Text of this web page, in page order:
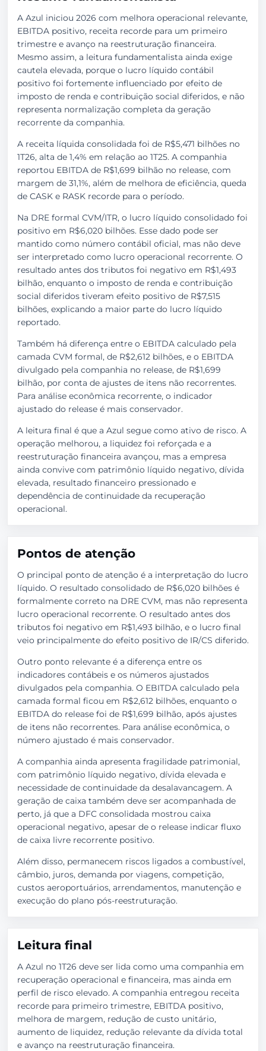
A Azul iniciou 2026 com melhora operacional relevante,
EBITDA positivo, receita recorde para um primeiro
trimestre e avanço na reestruturação financeira.
Mesmo assim, a leitura fundamentalista ainda exige
cautela elevada, porque o lucro líquido contábil
positivo foi fortemente influenciado por efeito de
imposto de renda e contribuição social diferidos, e não
representa normalização completa da geração
recorrente da companhia.
A receita líquida consolidada foi de R$5,471 bilhões no
1T26, alta de 1,4% em relação ao 1T25. A companhia
reportou EBITDA de R$1,699 bilhão no release, com
margem de 31,1%, além de melhora de eficiência, queda
de CASK e RASK recorde para o período.
Na DRE formal CVM/ITR, o lucro líquido consolidado foi
positivo em R$6,020 bilhões. Esse dado pode ser
mantido como número contábil oficial, mas não deve
ser interpretado como lucro operacional recorrente. O
resultado antes dos tributos foi negativo em R$1,493
bilhão, enquanto o imposto de renda e contribuição
social diferidos tiveram efeito positivo de R$7,515
bilhões, explicando a maior parte do lucro líquido
reportado.
Também há diferença entre o EBITDA calculado pela
camada CVM formal, de R$2,612 bilhões, e o EBITDA
divulgado pela companhia no release, de R$1,699
bilhão, por conta de ajustes de itens não recorrentes.
Para análise econômica recorrente, o indicador
ajustado do release é mais conservador.
A leitura final é que a Azul segue como ativo de risco. A
operação melhorou, a liquidez foi reforçada e a
reestruturação financeira avançou, mas a empresa
ainda convive com patrimônio líquido negativo, dívida
elevada, resultado financeiro pressionado e
dependência de continuidade da recuperação
operacional.
Pontos de atenção
O principal ponto de atenção é a interpretação do lucro
líquido. O resultado consolidado de R$6,020 bilhões é
formalmente correto na DRE CVM, mas não representa
lucro operacional recorrente. O resultado antes dos
tributos foi negativo em R$1,493 bilhão, e o lucro final
veio principalmente do efeito positivo de IR/CS diferido.
Outro ponto relevante é a diferença entre os
indicadores contábeis e os números ajustados
divulgados pela companhia. O EBITDA calculado pela
camada formal ficou em R$2,612 bilhões, enquanto o
EBITDA do release foi de R$1,699 bilhão, após ajustes
de itens não recorrentes. Para análise econômica, o
número ajustado é mais conservador.
A companhia ainda apresenta fragilidade patrimonial,
com patrimônio líquido negativo, dívida elevada e
necessidade de continuidade da desalavancagem. A
geração de caixa também deve ser acompanhada de
perto, já que a DFC consolidada mostrou caixa
operacional negativo, apesar de o release indicar fluxo
de caixa livre recorrente positivo.
Além disso, permanecem riscos ligados a combustível,
câmbio, juros, demanda por viagens, competição,
custos aeroportuários, arrendamentos, manutenção e
execução do plano pós-reestruturação.
Leitura final
A Azul no 1T26 deve ser lida como uma companhia em
recuperação operacional e financeira, mas ainda em
perfil de risco elevado. A companhia entregou receita
recorde para primeiro trimestre, EBITDA positivo,
melhora de margem, redução de custo unitário,
aumento de liquidez, redução relevante da dívida total
e avanço na reestruturação financeira.